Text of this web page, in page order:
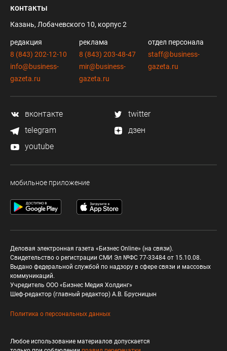
контакты
Казань, Лобачевского 10, корпус 2
редакция
8 (843) 202-12-10
info@business-
gazeta.ru
реклама
8 (843) 203-48-47
mir@business-
gazeta.ru
отдел персонала
staff@business-
gazeta.ru
вконтакте
twitter
telegram
дзен
youtube
мобильное приложение
Деловая электронная газета «Бизнес Online» (на связи).
Свидетельство о регистрации СМИ Эл №ФС 77-33484 от 15.10.08.
Выдано федеральной службой по надзору в сфере связи и массовых
коммуникаций.
Учредитель ООО «Бизнес Медия Холдинг»
Шеф-редактор (главный редактор) А.В. Брусницын
Политика о персональных данных
Любое использование материалов допускается